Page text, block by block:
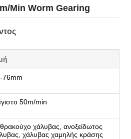
Min Worm Gearing
76mm
50m/min
χάλυβας, ανοξείδωτος
χάλυβας χαμηλής κράσης